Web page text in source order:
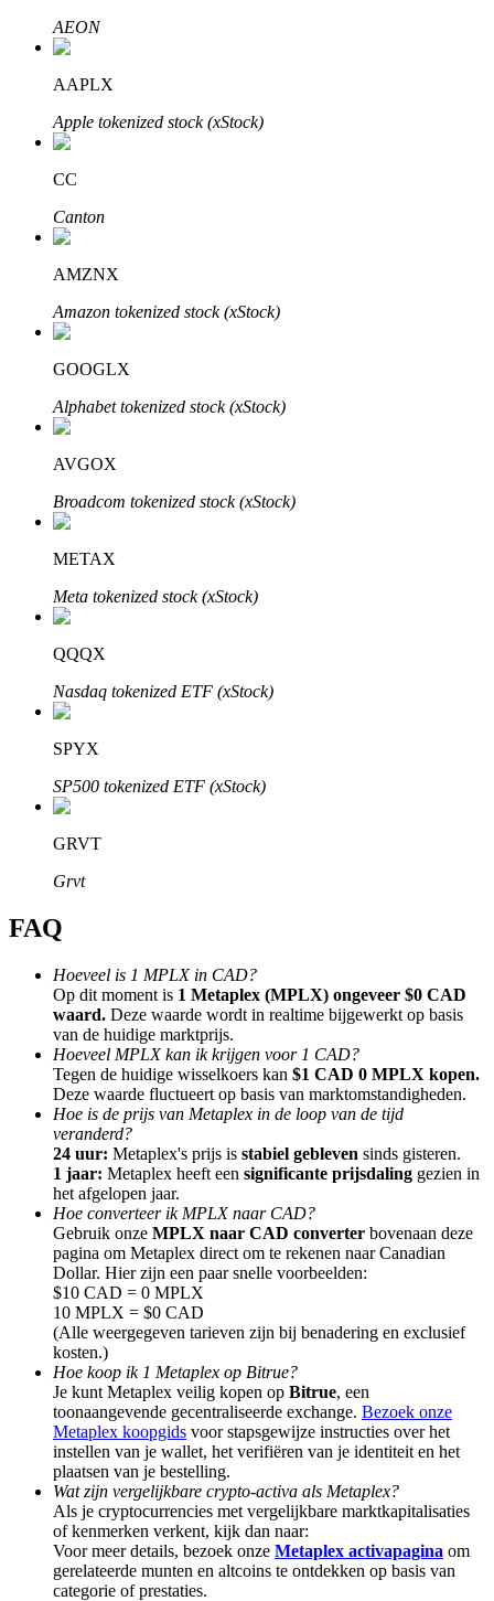
Grijp langetermijnwinst en flexibele belangen
Leer staken
Meer informatie over het verdienen van passief inkomen
Bitrue
Bitrue-partners
Bitrue Affiliates
Tot 65% commissies!
Doorverwijzing
Nodig een vriend uit om contante beloningen te ontvangen
Deposit CASHCAT & Win
Deposit CASHCAT & Win
Share 500000 CASHCAT prize pool
Exclusive for BitMart Users
AEON
AAPLX
Apple tokenized stock (xStock)
CC
Canton
AMZNX
Amazon tokenized stock (xStock)
GOOGLX
Alphabet tokenized stock (xStock)
AVGOX
Broadcom tokenized stock (xStock)
METAX
Meta tokenized stock (xStock)
QQQX
Nasdaq tokenized ETF (xStock)
SPYX
SP500 tokenized ETF (xStock)
GRVT
Grvt
FAQ
Hoeveel is 1 MPLX in CAD?
Op dit moment is 1 Metaplex (MPLX) ongeveer $0 CAD
waard. Deze waarde wordt in realtime bijgewerkt op basis
van de huidige marktprijs.
Hoeveel MPLX kan ik krijgen voor 1 CAD?
Tegen de huidige wisselkoers kan $1 CAD 0 MPLX kopen.
Deze waarde fluctueert op basis van marktomstandigheden.
Hoe is de prijs van Metaplex in de loop van de tijd
veranderd?
24 uur: Metaplex's prijs is stabiel gebleven sinds gisteren.
1 jaar: Metaplex heeft een significante prijsdaling gezien in
het afgelopen jaar.
Hoe converteer ik MPLX naar CAD?
Gebruik onze MPLX naar CAD converter bovenaan deze
pagina om Metaplex direct om te rekenen naar Canadian
Dollar. Hier zijn een paar snelle voorbeelden:
$10 CAD = 0 MPLX
10 MPLX = $0 CAD
(Alle weergegeven tarieven zijn bij benadering en exclusief
kosten.)
Hoe koop ik 1 Metaplex op Bitrue?
Je kunt Metaplex veilig kopen op Bitrue, een
toonaangevende gecentraliseerde exchange. Bezoek onze
Metaplex koopgids voor stapsgewijze instructies over het
instellen van je wallet, het verifiëren van je identiteit en het
plaatsen van je bestelling.
Wat zijn vergelijkbare crypto-activa als Metaplex?
Als je cryptocurrencies met vergelijkbare marktkapitalisaties
of kenmerken verkent, kijk dan naar:
Voor meer details, bezoek onze Metaplex activapagina om
gerelateerde munten en altcoins te ontdekken op basis van
categorie of prestaties.